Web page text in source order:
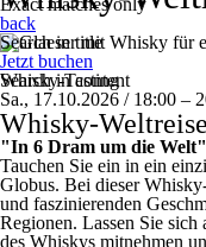
Exact matches only
Search in title
Search in content
back
Jetzt buchen
Whisky-Tasting
Sa., 17.10.2026 / 18:00 –
Whisky-Weltreise
"In 6 Dram um die
Tauchen Sie ein in ein
Globus. Bei dieser
und faszinierenden
Regionen. Lassen Sie sich
des Whiskys mitnehmen